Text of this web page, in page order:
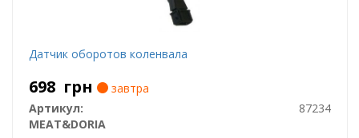
Датчик оборотов коленвала
698 грн
завтра
Артикул:
87234
MEAT&DORIA